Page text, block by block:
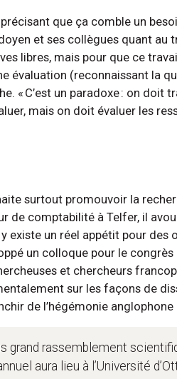
que ça comble un
et ses collègues quant au
libres, mais pour que ce
évaluation (reconnaissant la
« C’est un paradoxe : on doit
mais on doit évaluer les
surtout promouvoir la
de comptabilité à Telfer, il
existe un réel appétit pour des
un colloque pour le congrès
et chercheurs
sur les façons de
de l’hégémonie anglophone
grand rassemblement
aura lieu à l’Université